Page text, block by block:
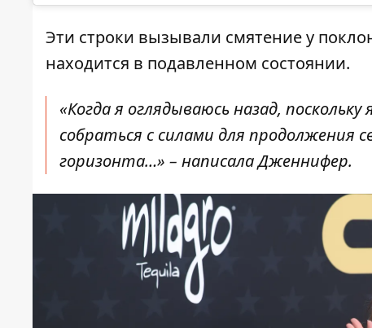
Эти строки вызывали смятение у
находится в подавленном состоянии.
«Когда я оглядываюсь назад,
собраться с силами для продолжения
горизонта…» – написала Дженнифер.